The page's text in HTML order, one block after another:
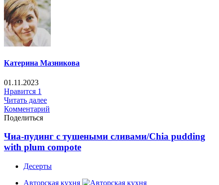
Катерина Мазникова
01.11.2023
Нравится 1
Читать далее
Комментарий
Поделиться
Чиа-пудинг с тушеными сливами/Chia pudding
with plum compote
Десерты
Авторская кухня